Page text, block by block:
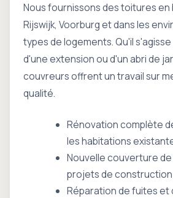
Nous fournissons des toitures en
Rijswijk, Voorburg et dans les
types de logements. Qu'il
d'une extension ou d'un abri de
couvreurs offrent un travail sur
qualité.
Rénovation complète
les habitations
Nouvelle couverture
projets de
Réparation de fuites